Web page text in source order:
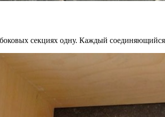
секциях одну. Каждый